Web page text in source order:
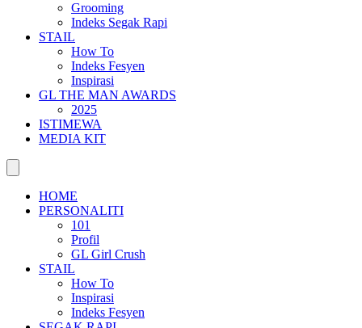
Grooming
Indeks Segak Rapi
STAIL
How To
Indeks Fesyen
Inspirasi
GL THE MAN AWARDS
2025
ISTIMEWA
MEDIA KIT
HOME
PERSONALITI
101
Profil
GL Girl Crush
STAIL
How To
Inspirasi
Indeks Fesyen